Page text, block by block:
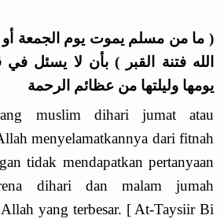
( ما من مسلم يموت يوم الجمعة أو
الله فتنة القبر ) بأن لا يسئل
يومها وليلتها من عظائم الرحمة
muslim dihari jumat atau
menyelamatkannya dari fitnah
tidak mendapatkan pertanyaan
dihari dan malam jumah
yang terbesar. [ At-Taysiir Bi